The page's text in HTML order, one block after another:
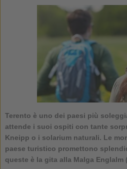
Terento è uno dei paesi più
attende i suoi ospiti con tante
Kneipp o i solarium naturali. Le
paese turistico promettono
queste è la gita alla Malga Englalm